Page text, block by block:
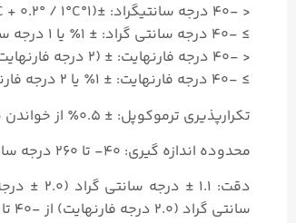
< -۴۰ درجه سانتیگراد: ±(۱°C + ۰.۲° / ۱°C)
≥ -۴۰ درجه سانتی گراد: ± ۱٪ یا ۱ درجه سانتی گراد، هر کدام بیشتر باشد.
< -۴۰ درجه فارنهایت: ± (۲ درجه فارنهایت + ۰.۲ درجه / ۱ درجه فارنهایت)
≥ -۴۰ درجه فارنهایت: ± ۱٪ یا ۲ درجه فارنهایت هر کدام بیشتر باشد.
تکرارپذیری ترموکوپل: ± ۰.۵٪ از خواندن یا ± ۰.۵ درجه سانتیگراد (۱± درجه فارنهایت)، هر کدام بیشتر باشد.
محدوده اندازه گیری: ۴۰- تا ۲۶۰ درجه سانتیگراد (۴۰- تا ۵۰۰ درجه فارنهایت)
سانتی گراد (۲.۰ درجه فارنهایت) از -۴۰ تا ۰ درجه سانتی گراد (۴۰- تا ۳۲ درجه فارنهایت)